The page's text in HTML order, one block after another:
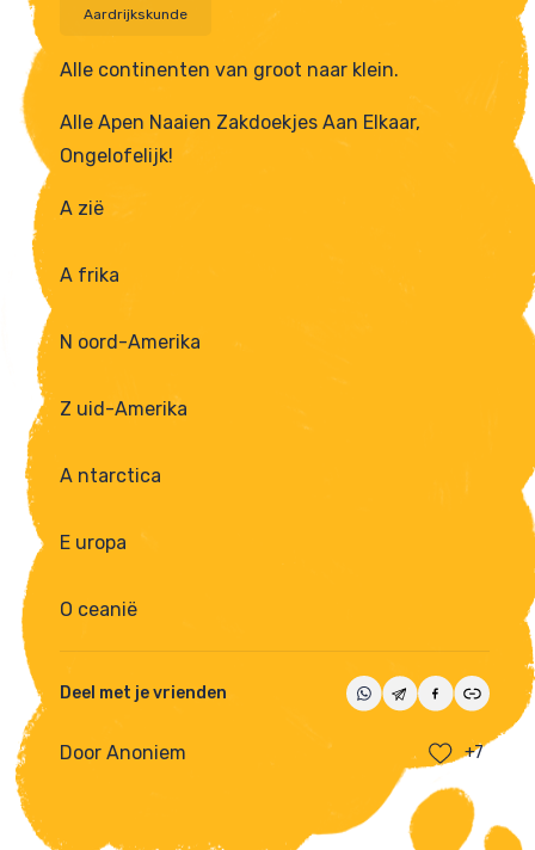
Aardrijkskunde
Alle continenten van groot naar klein.
Alle Apen Naaien Zakdoekjes Aan Elkaar,
Ongelofelijk!
A zië
A frika
N oord-Amerika
Z uid-Amerika
A ntarctica
E uropa
O ceanië
Deel met je vrienden
Door Anoniem +7